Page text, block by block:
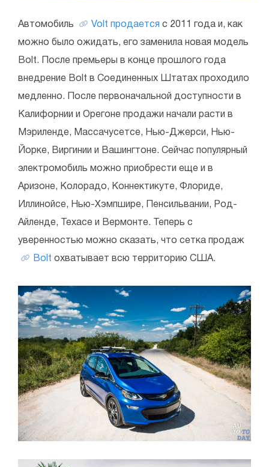
Автомобиль Volt продается с 2011 года и, как
можно было ожидать, его заменила новая модель
Bolt. После премьеры в конце прошлого года
внедрение Bolt в Соединенных Штатах проходило
медленно. После первоначальной доступности в
Калифорнии и Орегоне продажи начали расти в
Мэриленде, Массачусетсе, Нью-Джерси, Нью-
Йорке, Виргинии и Вашингтоне. Сейчас популярный
электромобиль можно приобрести еще и в
Аризоне, Колорадо, Коннектикуте, Флориде,
Иллинойсе, Нью-Хэмпшире, Пенсильвании, Род-
Айленде, Техасе и Вермонте. Теперь с
уверенностью можно сказать, что сетка продаж
Bolt охватывает всю территорию США.